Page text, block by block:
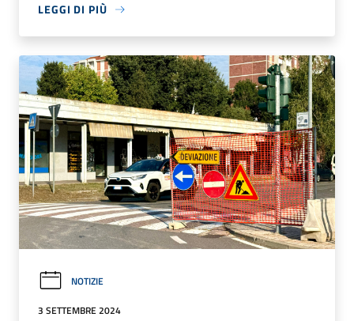
LEGGI DI PIÙ
NOTIZIE
3 SETTEMBRE 2024